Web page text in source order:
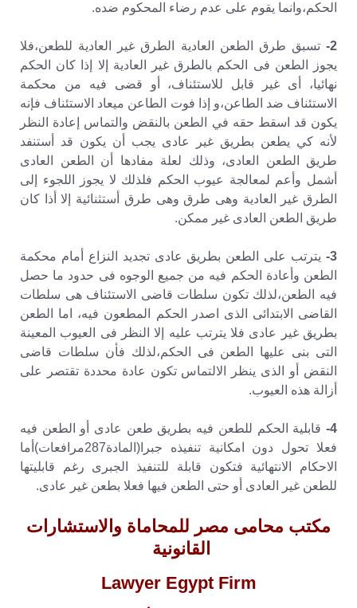
الحكم،وانما يقوم على عدم رضاء المحكوم ضده.
2-
تسبق طرق الطعن العادية الطرق غير العادية للطعن،فلا
يجوز الطعن فى الحكم بالطرق غير العادية إلا إذا كان الحكم
نهائيا، أى غير قابل للاستئناف، أو قضى فيه من محكمة
الاستئناف ضد الطاعن،و إذا فوت الطاعن ميعاد الاستئناف فإنه
يكون قد اسقط حقه في الطعن بالنقض والتماس إعادة النظر
لأنه كي يطعن بطريق غير عادى يجب أن يكون قد أستنفد
طريق الطعن العادى، وذلك لعلة مفادها أن الطعن العادى
أشمل وأعم لمعالجة عيوب الحكم فلذلك لا يجوز اللجوء إلى
الطرق غير العادية وهى طرق وهى طرق أستثنائية إلا أذا كان
طريق الطعن العادى غير ممكن.
3-
يترتب على الطعن بطريق عادى تجديد النزاع أمام محكمة
الطعن وأعادة الحكم فيه من جميع الوجوه فى حدود ما حصل
فيه الطعن،لذلك تكون سلطات قاضى الاستئناف هى سلطات
القاضى الابتدائى الذى اصدر الحكم المطعون فيه، اما الطعن
بطريق غير عادى فلا يترتب عليه إلا النظر فى العيوب المعينة
التى بنى عليها الطعن فى الحكم،لذلك فأن سلطات قاضى
النقض أو الذى ينظر الالتماس تكون عادة محددة تقتصر على
أزالة هذه العيوب.
4-
قابلية الحكم للطعن فيه بطريق طعن عادى أو الطعن فيه
فعلا تحول دون امكانية تنفيذه جبرا(المادة287مرافعات)أما
الاحكام الانتهائية فتكون قابلة للتنفيذ الجبرى رغم قابليتها
للطعن غير العادى أو حتى الطعن فيها فعلا بطعن غير عادى.
مكتب محامى مصر للمحاماة والاستشارات
القانونية
Lawyer Egypt Firm